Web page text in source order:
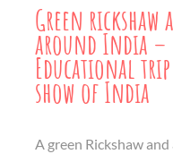
Green rickshaw
around India –
Educational
show of India
A green Rickshaw